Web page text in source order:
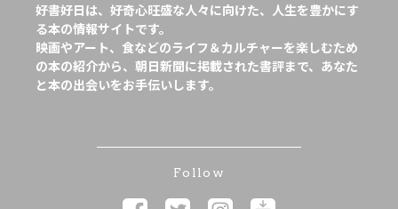
好書好日は、好奇心旺盛な人々に向けた、人生を豊かにす
る本の情報サイトです。
映画やアート、食などのライフ＆カルチャーを楽しむため
の本の紹介から、朝日新聞に掲載された書評まで、あなた
と本の出会いをお手伝いします。
Follow